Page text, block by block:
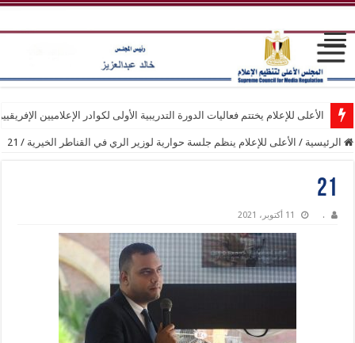
الأعلى للإعلام يختتم فعاليات الدورة التدريبية الأولى لكوادر الإعلاميين
الرئيسية / الأعلى للإعلام ينظم جلسة حوارية لوزير الري في القناطر الخيرية /
21
21
. 11 أكتوبر، 2021